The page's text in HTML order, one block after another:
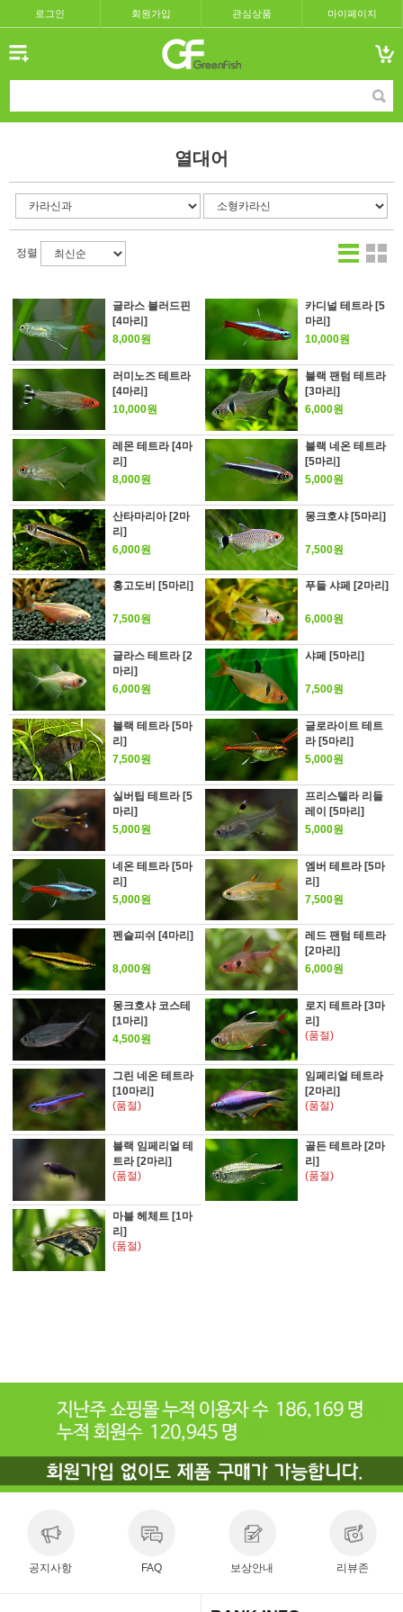
로그인 회원가입 관심상품 마이페이지
열대어
정렬
글라스 블러드핀
[4마리]
8,000원
카디널 테트라 [5
마리]
10,000원
러미노즈 테트라
[4마리]
10,000원
블랙 팬텀 테트라
[3마리]
6,000원
레몬 테트라 [4마
리]
8,000원
블랙 네온 테트라
[5마리]
5,000원
산타마리아 [2마
리]
6,000원
몽크호샤 [5마리]
7,500원
홍고도비 [5마리]
7,500원
푸들 샤페 [2마리]
6,000원
글라스 테트라 [2
마리]
6,000원
샤페 [5마리]
7,500원
블랙 테트라 [5마
리]
7,500원
글로라이트 테트
라 [5마리]
5,000원
실버팁 테트라 [5
마리]
5,000원
프리스텔라 리들
레이 [5마리]
5,000원
네온 테트라 [5마
리]
5,000원
엠버 테트라 [5마
리]
7,500원
펜슬피쉬 [4마리]
8,000원
레드 팬텀 테트라
[2마리]
6,000원
몽크호샤 코스테
[1마리]
4,500원
로지 테트라 [3마
리]
(품절)
그린 네온 테트라
[10마리]
(품절)
임페리얼 테트라
[2마리]
(품절)
블랙 임페리얼 테
트라 [2마리]
(품절)
골든 테트라 [2마
리]
(품절)
마블 헤체트 [1마
리]
(품절)
공지사항 FAQ 보상안내 리뷰존